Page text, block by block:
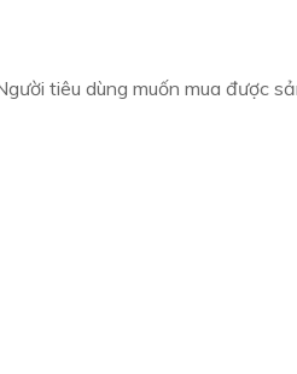
tiêu dùng muốn mua được